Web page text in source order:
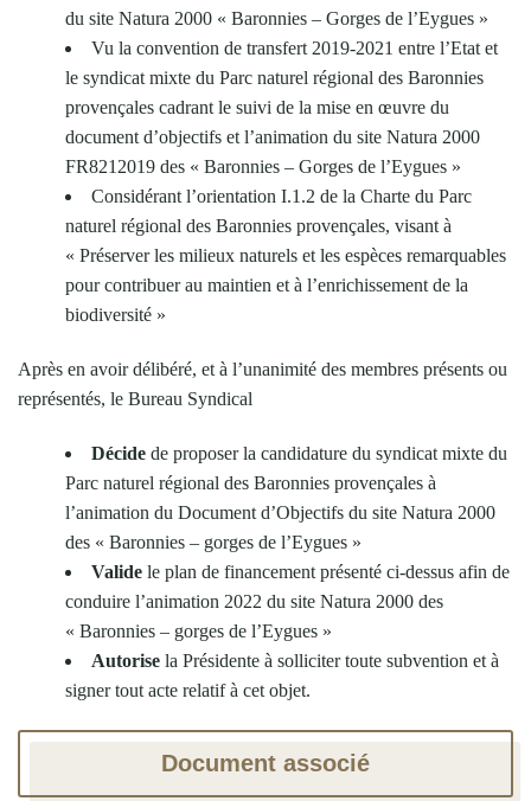
du site Natura 2000 « Baronnies – Gorges de l’Eygues »
Vu la convention de transfert 2019-2021 entre l’Etat et
le syndicat mixte du Parc naturel régional des Baronnies
provençales cadrant le suivi de la mise en œuvre du
document d’objectifs et l’animation du site Natura 2000
FR8212019 des « Baronnies – Gorges de l’Eygues »
Considérant l’orientation I.1.2 de la Charte du Parc
naturel régional des Baronnies provençales, visant à
« Préserver les milieux naturels et les espèces remarquables
pour contribuer au maintien et à l’enrichissement de la
biodiversité »
Après en avoir délibéré, et à l’unanimité des membres présents ou
représentés, le Bureau Syndical
Décide de proposer la candidature du syndicat mixte du
Parc naturel régional des Baronnies provençales à
l’animation du Document d’Objectifs du site Natura 2000
des « Baronnies – gorges de l’Eygues »
Valide le plan de financement présenté ci-dessus afin de
conduire l’animation 2022 du site Natura 2000 des
« Baronnies – gorges de l’Eygues »
Autorise la Présidente à solliciter toute subvention et à
signer tout acte relatif à cet objet.
Document associé